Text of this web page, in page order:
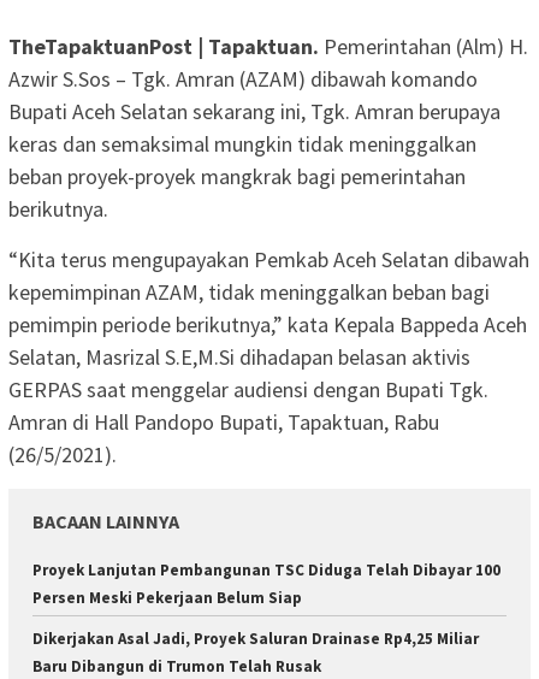
TheTapaktuanPost | Tapaktuan. Pemerintahan (Alm) H.
Azwir S.Sos – Tgk. Amran (AZAM) dibawah komando
Bupati Aceh Selatan sekarang ini, Tgk. Amran berupaya
keras dan semaksimal mungkin tidak meninggalkan
beban proyek-proyek mangkrak bagi pemerintahan
berikutnya.
“Kita terus mengupayakan Pemkab Aceh Selatan dibawah
kepemimpinan AZAM, tidak meninggalkan beban bagi
pemimpin periode berikutnya,” kata Kepala Bappeda Aceh
Selatan, Masrizal S.E,M.Si dihadapan belasan aktivis
GERPAS saat menggelar audiensi dengan Bupati Tgk.
Amran di Hall Pandopo Bupati, Tapaktuan, Rabu
(26/5/2021).
BACAAN LAINNYA
Proyek Lanjutan Pembangunan TSC Diduga Telah Dibayar 100
Persen Meski Pekerjaan Belum Siap
Dikerjakan Asal Jadi, Proyek Saluran Drainase Rp4,25 Miliar
Baru Dibangun di Trumon Telah Rusak